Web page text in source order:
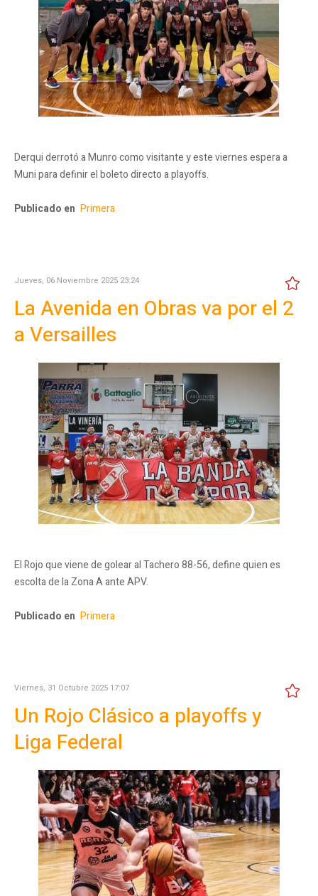
Derqui derrotó a Munro como visitante y este viernes espera a
Muni para definir el boleto directo a playoffs.
Publicado en Primera
Jueves, 06 Noviembre 2025 23:24
La Avenida en Obras va por el 2
a Versailles
El Rojo que viene de golear al Tachero 88-56, define quien es
escolta de la Zona A ante APV.
Publicado en Primera
Viernes, 31 Octubre 2025 17:07
Un Rojo Clásico a playoffs y
Liga Federal